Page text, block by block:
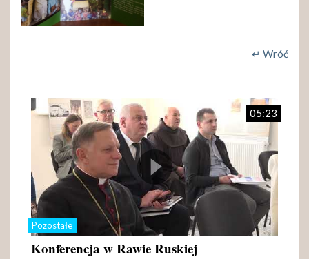
↵ Wróć
Pozostałe
05:23
Konferencja w Rawie Ruskiej